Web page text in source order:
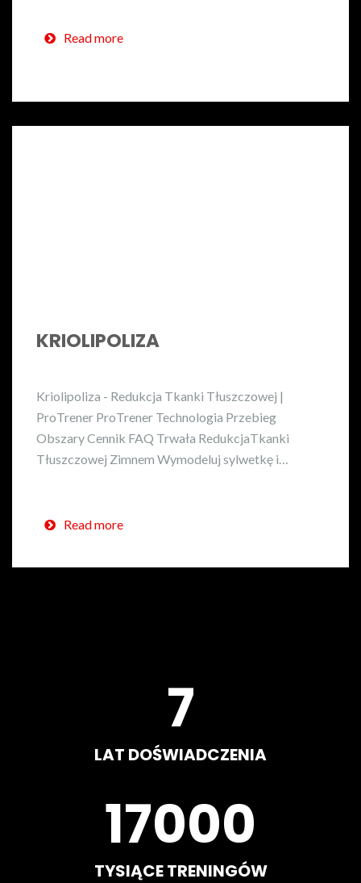
Read more
KRIOLIPOLIZA
Kriolipoliza - Redukcja Tkanki Tłuszczowej |
ProTrener ProTrener Technologia Przebieg
Obszary Cennik FAQ Trwała RedukcjaTkanki
Tłuszczowej Zimnem Wymodeluj sylwetkę i…
Read more
8
LAT DOŚWIADCZENIA
20000
TYSIĄCE TRENINGÓW